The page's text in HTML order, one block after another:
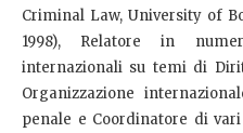
Criminal Law, University of
1998), Relatore in
internazionali su temi di
Organizzazione
penale e Coordinatore di